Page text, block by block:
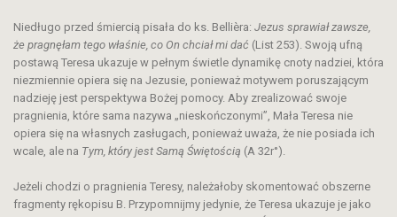
Niedługo przed śmiercią pisała do ks. Bellièra: Jezus sprawiał zawsze,
że pragnęłam tego właśnie, co On chciał mi dać (List 253). Swoją ufną
postawą Teresa ukazuje w pełnym świetle dynamikę cnoty nadziei, która
niezmiennie opiera się na Jezusie, ponieważ motywem poruszającym
nadzieję jest perspektywa Bożej pomocy. Aby zrealizować swoje
pragnienia, które sama nazywa „nieskończonymi”, Mała Teresa nie
opiera się na własnych zasługach, ponieważ uważa, że nie posiada ich
wcale, ale na Tym, który jest Samą Świętością (A 32r°).
Jeżeli chodzi o pragnienia Teresy, należałoby skomentować obszerne
fragmenty rękopisu B. Przypomnijmy jedynie, że Teresa ukazuje je jako